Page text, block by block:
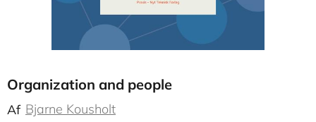
Organization and people
Af Bjarne Kousholt